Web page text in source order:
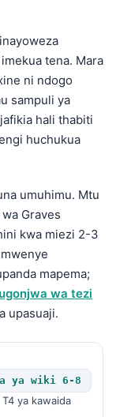
tena. Mara
ni ndogo
sampuli ya
hali thabiti
huchukua
umuhimu. Mtu
Graves
kwa miezi 2-3
mapema;
wa tezi
upasuaji.
ya wiki 6-8
ya kawaida